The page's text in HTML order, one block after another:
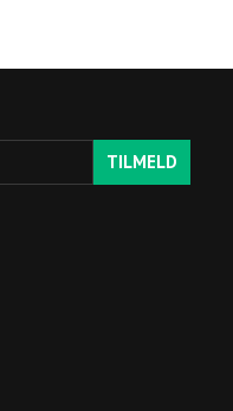
TILMELD